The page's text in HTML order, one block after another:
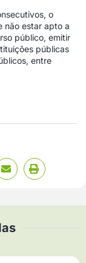
o
não estar apto a
público, emitir
públicas
entre